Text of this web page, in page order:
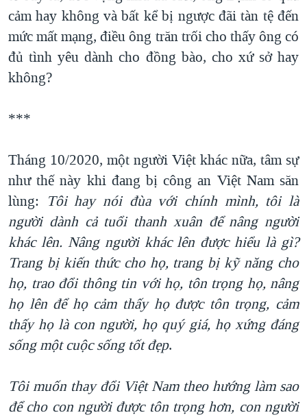
cảm hay không và bất kể bị ngược đãi tàn tệ đến
mức mất mạng, điều ông trăn trối cho thấy ông có
đủ tình yêu dành cho đồng bào, cho xứ sở hay
không?
***
Tháng 10/2020, một người Việt khác nữa, tâm sự
như thế này khi đang bị công an Việt Nam săn
lùng: Tôi hay nói đùa với chính mình, tôi là
người dành cả tuổi thanh xuân để nâng người
khác lên. Nâng người khác lên được hiểu là gì?
Trang bị kiến thức cho họ, trang bị kỹ năng cho
họ, trao đổi thông tin với họ, tôn trọng họ, nâng
họ lên để họ cảm thấy họ được tôn trọng, cảm
thấy họ là con người, họ quý giá, họ xứng đáng
sống một cuộc sống tốt đẹp.
Tôi muốn thay đổi Việt Nam theo hướng làm sao
để cho con người được tôn trọng hơn, con người